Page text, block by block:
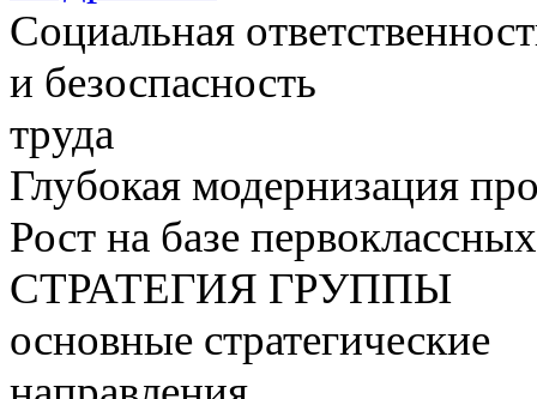
Социальная
и безоспасность
труда
Глубокая модернизация
Рост на базе
СТРАТЕГИЯ ГРУППЫ
основные стратегические